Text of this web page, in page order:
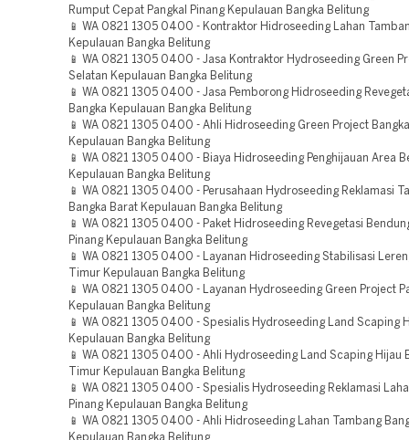
Rumput Cepat Pangkal Pinang Kepulauan Bangka Belitung
📱 WA 0821 1305 0400 - Kontraktor Hidroseeding Lahan
Kepulauan Bangka Belitung
📱 WA 0821 1305 0400 - Jasa Kontraktor Hydroseeding Green
Selatan Kepulauan Bangka Belitung
📱 WA 0821 1305 0400 - Jasa Pemborong Hidroseeding
Bangka Kepulauan Bangka Belitung
📱 WA 0821 1305 0400 - Ahli Hidroseeding Green Project
Kepulauan Bangka Belitung
📱 WA 0821 1305 0400 - Biaya Hidroseeding Penghijauan Area
Kepulauan Bangka Belitung
📱 WA 0821 1305 0400 - Perusahaan Hydroseeding Reklamasi
Bangka Barat Kepulauan Bangka Belitung
📱 WA 0821 1305 0400 - Paket Hidroseeding Revegetasi
Pinang Kepulauan Bangka Belitung
📱 WA 0821 1305 0400 - Layanan Hidroseeding Stabilisasi
Timur Kepulauan Bangka Belitung
📱 WA 0821 1305 0400 - Layanan Hydroseeding Green Project
Kepulauan Bangka Belitung
📱 WA 0821 1305 0400 - Spesialis Hydroseeding Land Scaping
Kepulauan Bangka Belitung
📱 WA 0821 1305 0400 - Ahli Hydroseeding Land Scaping Hijau
Timur Kepulauan Bangka Belitung
📱 WA 0821 1305 0400 - Spesialis Hydroseeding Reklamasi
Pinang Kepulauan Bangka Belitung
📱 WA 0821 1305 0400 - Ahli Hidroseeding Lahan Tambang
Kepulauan Bangka Belitung